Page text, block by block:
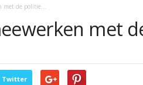
met de politie…
met
Twitter